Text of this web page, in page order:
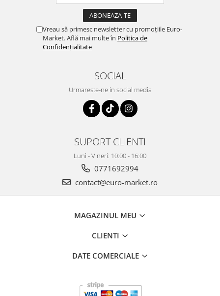
Vreau să primesc newsletter cu promoțiile Euro-
Market. Află mai multe în Politica de
Confidențialitate
SOCIAL
Urmareste-ne in social media
SUPORT CLIENTI
Luni - Vineri: 10:00 - 16:00
0771692994
contact@euro-market.ro
MAGAZINUL MEU
CLIENTI
DATE COMERCIALE